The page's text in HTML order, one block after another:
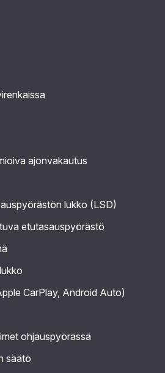
ajonvakautus
lukko (LSD)
etutasauspyörästö
CarPlay, Android Auto)
ohjauspyörässä
säätö